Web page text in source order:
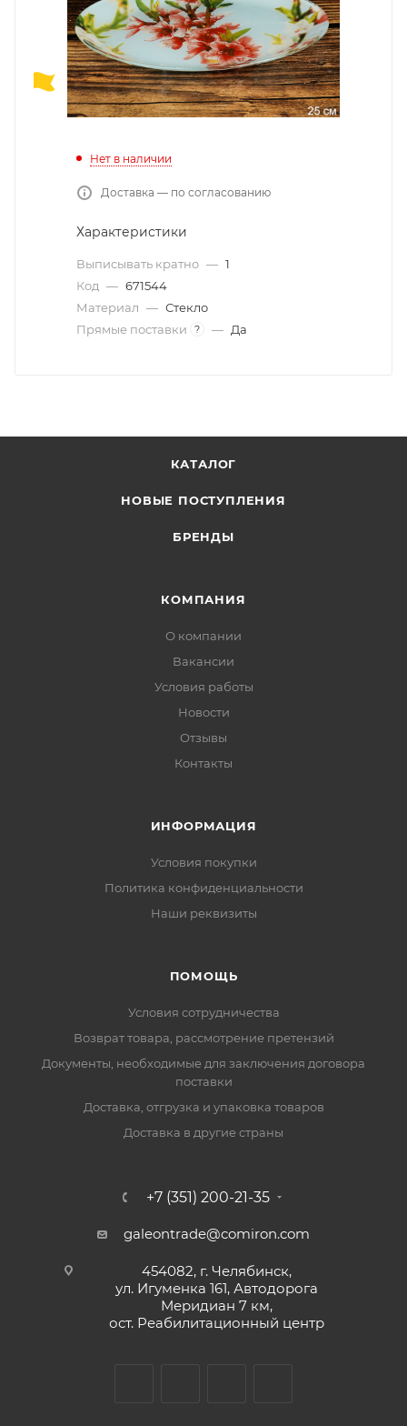
Нет в наличии
Доставка — по согласованию
Характеристики
Выписывать кратно — 1
Код — 671544
Материал — Стекло
Прямые поставки
? — Да
КАТАЛОГ
НОВЫЕ ПОСТУПЛЕНИЯ
БРЕНДЫ
КОМПАНИЯ
О компании
Вакансии
Условия работы
Новости
Отзывы
Контакты
ИНФОРМАЦИЯ
Условия покупки
Политика конфиденциальности
Наши реквизиты
ПОМОЩЬ
Условия сотрудничества
Возврат товара, рассмотрение претензий
Документы, необходимые для заключения договора
поставки
Доставка, отгрузка и упаковка товаров
Доставка в другие страны
+7 (351) 200-21-35
galeontrade@comiron.com
454082, г. Челябинск,
ул. Игуменка 161, Автодорога
Меридиан 7 км,
ост. Реабилитационный центр